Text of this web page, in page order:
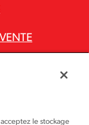
ASR
le stockage